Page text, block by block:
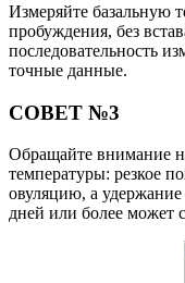
Измеряйте базальную
пробуждения, без
последовательность
точные данные.
СОВЕТ №3
Обращайте внимание
температуры: резкое
овуляцию, а
дней или более может